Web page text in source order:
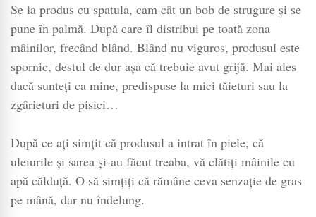
Se ia produs cu spatula, cam cât un bob de strugure și se
pune în palmă. După care îl distribui pe toată zona
mâinilor, frecând blând. Blând nu viguros, produsul este
spornic, destul de dur așa că trebuie avut grijă. Mai ales
dacă sunteți ca mine, predispuse la mici tăieturi sau la
zgârieturi de pisici…
După ce ați simțit că produsul a intrat în piele, că
uleiurile și sarea și-au făcut treaba, vă clătiți mâinile cu
apă călduță. O să simțiți că rămâne ceva senzație de gras
pe mână, dar nu îndelung.